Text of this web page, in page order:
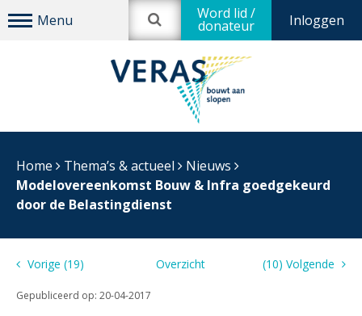
Inloggen
Word lid /
donateur
Home Thema’s & actueel
Nieuws
Modelovereenkomst Bouw & Infra goedgekeurd
door de Belastingdienst
Vorige (19) Overzicht (10) Volgende
Gepubliceerd op: 20-04-2017